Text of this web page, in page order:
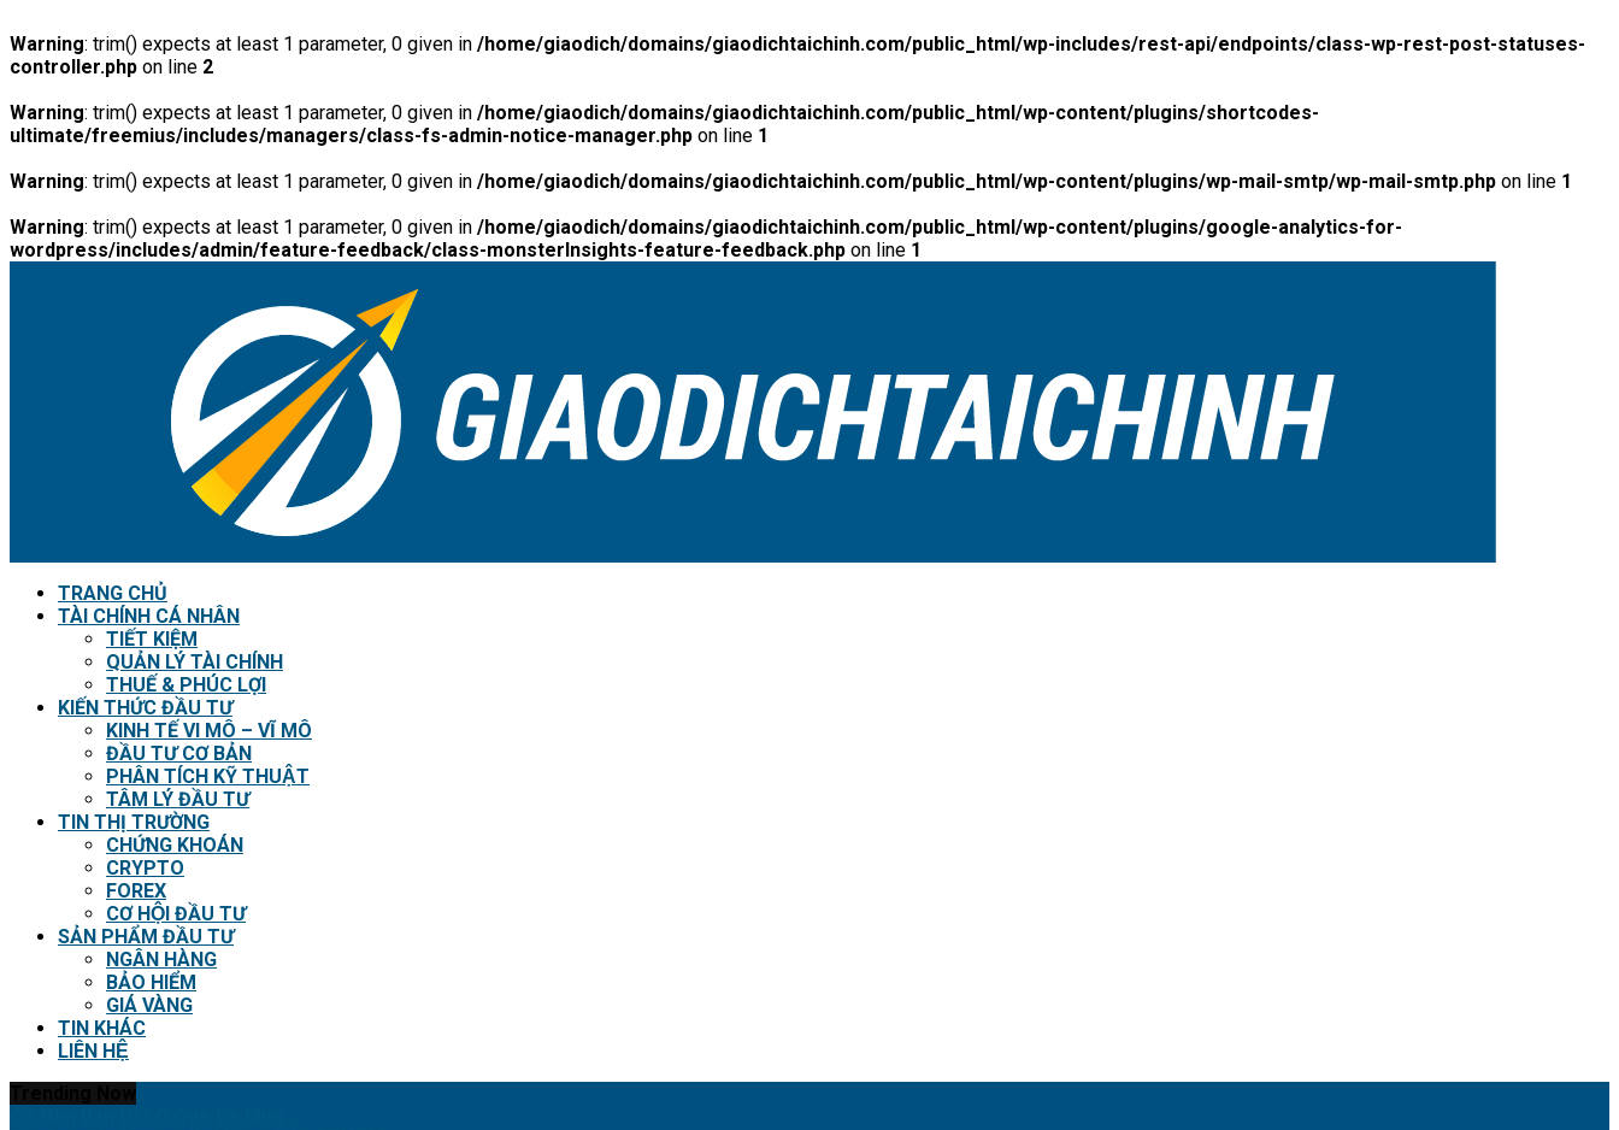
Warning: trim() expects at least 1 parameter, 0 given in /home/giaodich/domains/giaodichtaichinh.com/public_html/wp-includes/rest-api/endpoints/class-wp-rest-post-statuses-
controller.php on line 2
Warning: trim() expects at least 1 parameter, 0 given in /home/giaodich/domains/giaodichtaichinh.com/public_html/wp-content/plugins/shortcodes-
ultimate/freemius/includes/managers/class-fs-admin-notice-manager.php on line 1
Warning: trim() expects at least 1 parameter, 0 given in /home/giaodich/domains/giaodichtaichinh.com/public_html/wp-content/plugins/wp-mail-smtp/wp-mail-smtp.php on line 1
Warning: trim() expects at least 1 parameter, 0 given in /home/giaodich/domains/giaodichtaichinh.com/public_html/wp-content/plugins/google-analytics-for-
wordpress/includes/admin/feature-feedback/class-monsterInsights-feature-feedback.php on line 1
TRANG CHỦ
TÀI CHÍNH CÁ NHÂN
TIẾT KIỆM
QUẢN LÝ TÀI CHÍNH
THUẾ & PHÚC LỢI
KIẾN THỨC ĐẦU TƯ
KINH TẾ VI MÔ – VĨ MÔ
ĐẦU TƯ CƠ BẢN
PHÂN TÍCH KỸ THUẬT
TÂM LÝ ĐẦU TƯ
TIN THỊ TRƯỜNG
CHỨNG KHOÁN
CRYPTO
FOREX
CƠ HỘI ĐẦU TƯ
SẢN PHẨM ĐẦU TƯ
NGÂN HÀNG
BẢO HIỂM
GIÁ VÀNG
TIN KHÁC
LIÊN HỆ